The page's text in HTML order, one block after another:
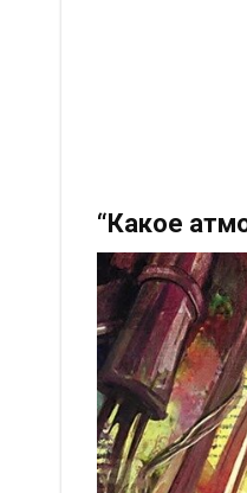
“Какое